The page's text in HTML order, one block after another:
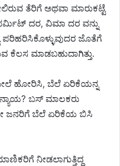
ತೆರಿಗೆ ಅಥವಾ ಮಾರುಕಟ್ಟೆ
ದರ, ವಿಮಾ ದರ ವನ್ನು
ಜೊತೆಗೆ
ಕೆಲಸ ಮಾಡಬಹುದಾಗಿತ್ತು.
ಹೋರಿಸಿ, ಬೆಲೆ ಏರಿಕೆಯನ್ನ
ಬಸ್ ಮಾಲಕರು
ಜನರಿಗೆ ಬೆಲೆ ಏರಿಕೆಯ ಬಿಸಿ
ನೀಡಲಾಗುತ್ತಿದ್ದ